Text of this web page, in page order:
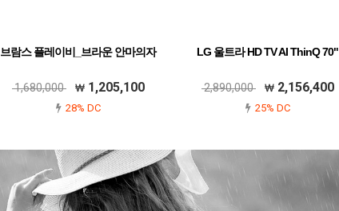
브람스 플레이비_브라운 안마의자
1,680,000 1,205,100
28% DC
LG 울트라 HD TV AI ThinQ 70"
2,890,000 2,156,400
25% DC